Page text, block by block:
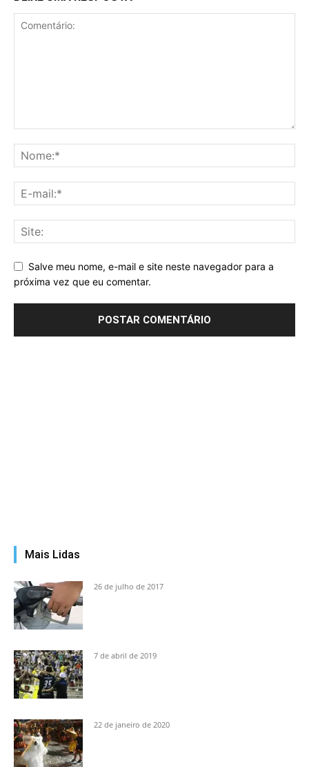
Salve meu nome, e-mail e site neste navegador para a
próxima vez que eu comentar.
Mais Lidas
26 de julho de 2017
7 de abril de 2019
22 de janeiro de 2020